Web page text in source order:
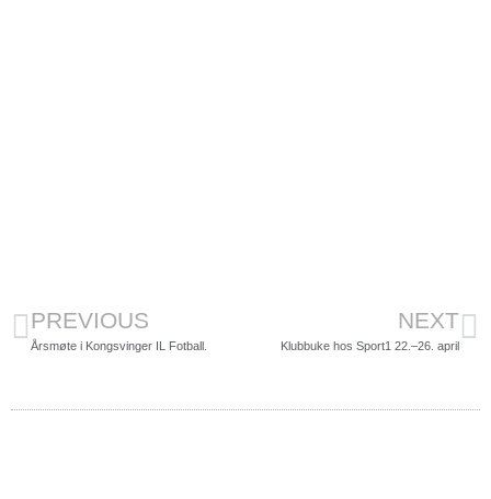
PREVIOUS
Årsmøte i Kongsvinger IL Fotball.
NEXT
Klubbuke hos Sport1 22.–26. april